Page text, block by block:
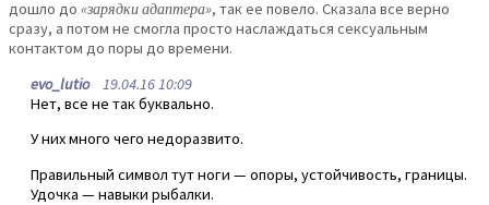
дошло до «зарядки адаптера», так ее повело. Сказала все верно
сразу, а потом не смогла просто наслаждаться сексуальным
контактом до поры до времени.
evo_lutio19.04.16 10:09
Нет, все не так буквально.
У них много чего недоразвито.
Правильный символ тут ноги — опоры, устойчивость, границы.
Удочка — навыки рыбалки.